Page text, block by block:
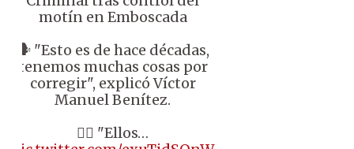
motín en Emboscada
🗣️ "Esto es de hace décadas,
tenemos muchas cosas por
corregir", explicó Víctor
Manuel Benítez.
👉🏼 "Ellos…